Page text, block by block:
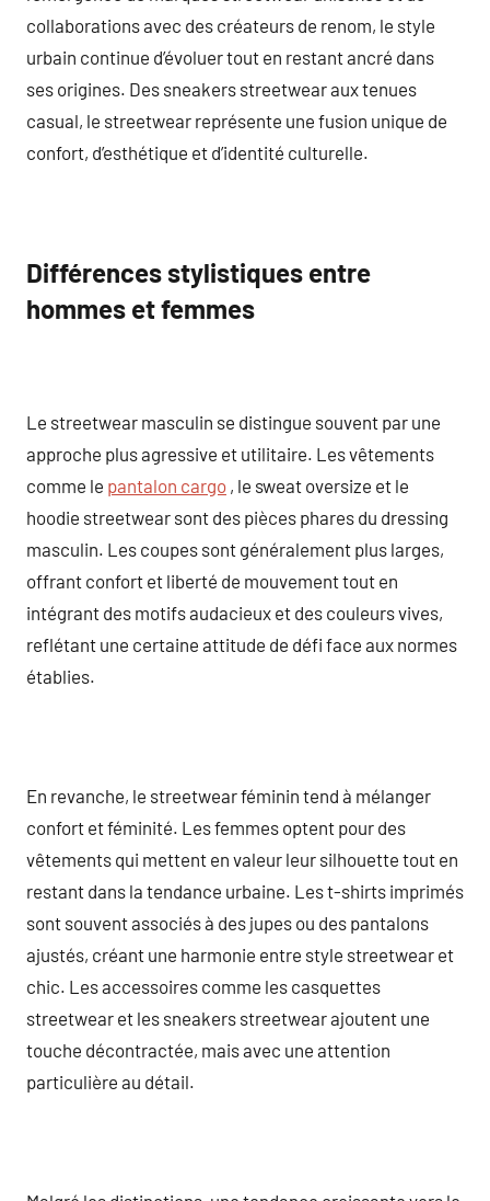
collaborations avec des créateurs de renom, le style
urbain continue d’évoluer tout en restant ancré dans
ses origines. Des sneakers streetwear aux tenues
casual, le streetwear représente une fusion unique de
confort, d’esthétique et d’identité culturelle.
Différences stylistiques entre
hommes et femmes
Le streetwear masculin se distingue souvent par une
approche plus agressive et utilitaire. Les vêtements
comme le pantalon cargo , le sweat oversize et le
hoodie streetwear sont des pièces phares du dressing
masculin. Les coupes sont généralement plus larges,
offrant confort et liberté de mouvement tout en
intégrant des motifs audacieux et des couleurs vives,
reflétant une certaine attitude de défi face aux normes
établies.
En revanche, le streetwear féminin tend à mélanger
confort et féminité. Les femmes optent pour des
vêtements qui mettent en valeur leur silhouette tout en
restant dans la tendance urbaine. Les t-shirts imprimés
sont souvent associés à des jupes ou des pantalons
ajustés, créant une harmonie entre style streetwear et
chic. Les accessoires comme les casquettes
streetwear et les sneakers streetwear ajoutent une
touche décontractée, mais avec une attention
particulière au détail.